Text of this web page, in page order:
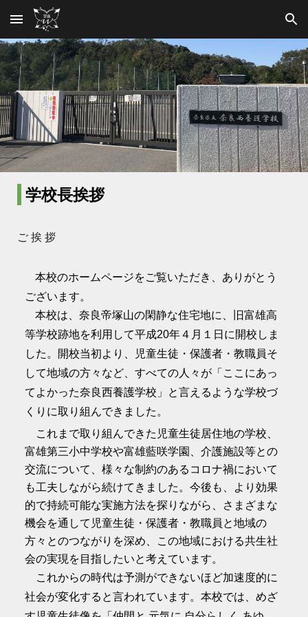
Skip to main content Skip to navigation
学校長挨拶
ご 挨 拶
本校のホームページをご覧いただき、ありがとう
ございます。
本校は、奈良帝塚山の閑静な住宅地に、旧富雄高
等学校跡地を利用して平成20年４月１日に開校しま
した。開校当初より、児童生徒・保護者・教職員そ
して地域の方々など、すべての人々が「ここにあっ
てよかった奈良西養護学校」と言えるような学校づ
くりに取り組んできました。
これまで取り組んできた児童生徒居住地の学校、
富雄第三小中学校や富雄藍咲学園、介護施設等との
交流について、様々な制約のあるコロナ禍において
も工夫しながら続けてきました。今後も、より効果
的で持続可能な実施方法を探りながら、さまざまな
機会を通して児童生徒・保護者・教職員と地域の
方々とのつながりを深め、この地域における共生社
会の実現を目指したいと考えています。
これからの時代は予測ができないほど加速度的に
社会が変化すると言われています。本校では、めざ